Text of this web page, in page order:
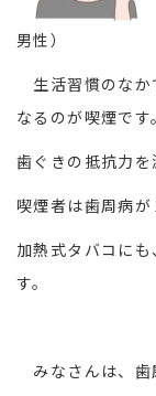
男性）
生活習慣のなか
なるのが喫煙です。
歯ぐきの抵抗力を
喫煙者は歯周病が
加熱式タバコに
す。
みなさんは、歯